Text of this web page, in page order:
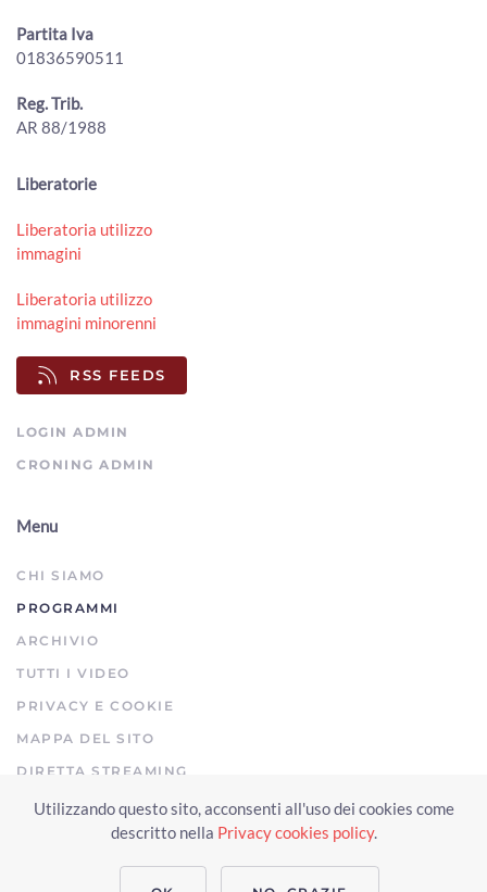
00:02:34 - Sabato, 18 Luglio 2026
00:01:15 - Sabato, 18 Luglio 2026
ArezzoTV
Partita Iva
01836590511
Reg. Trib.
AR 88/1988
Liberatorie
Liberatoria utilizzo
immagini
Liberatoria utilizzo
immagini minorenni
RSS FEEDS
LOGIN ADMIN
CRONING ADMIN
Menu
CHI SIAMO
PROGRAMMI
ARCHIVIO
TUTTI I VIDEO
PRIVACY E COOKIE
MAPPA DEL SITO
DIRETTA STREAMING
Copyright © 2023 Arezzo TV. Tutti i diritti riservati.
drone
applicativo video yutub 2023 by clickandfly
Utilizzando questo sito, acconsenti all'uso dei cookies come
descritto nella Privacy cookies policy.